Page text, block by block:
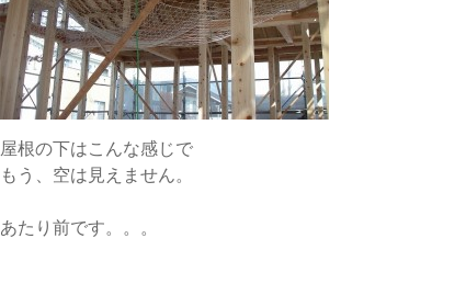
屋根の下はこんな感じで
もう、空は見えません。
あたり前です。。。